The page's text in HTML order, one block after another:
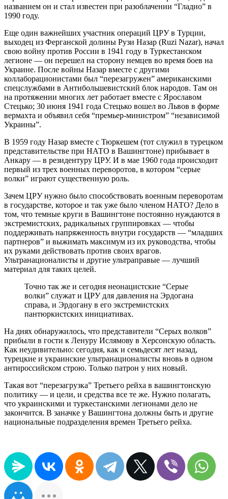
названием он и стал известен при разоблачении “Гладио” в
1990 году.
Еще один важнейших участник операций ЦРУ в Турции,
выходец из Ферганской долины Рузи Назар (Ruzi Nazar), начал
свою войну против России в 1941 году в Туркестанском
легионе — он перешел на сторону немцев во время боев на
Украине. После войны Назар вместе с другими
коллаборационистами был “перезагружен” американскими
спецслужбами в Антибольшевистский блок народов. Там он
на протяжении многих лет работает вместе с Ярославом
Стецько; 30 июня 1941 года Стецько вошел во Львов в форме
вермахта и объявил себя “премьер-министром” “независимой
Украины”.
В 1959 году Назар вместе с Тюркешем (тот служил в турецком
представительстве при НАТО в Вашингтоне) прибывает в
Анкару — в резидентуру ЦРУ. И в мае 1960 года происходит
первый из трех военных переворотов, в котором “серые
волки” играют существенную роль.
Зачем ЦРУ нужно было способствовать военным переворотам
в государстве, которое и так уже было членом НАТО? Дело в
том, что темные круги в Вашингтоне постоянно нуждаются в
экстремистских, радикальных группировках — чтобы
поддерживать напряженность внутри государств — “младших
партнеров” и выжимать максимум из их руководства, чтобы
их руками действовать против своих врагов.
Ультранационалисты и другие ультраправые — лучший
материал для таких целей.
Точно так же и сегодня неонацистские “Серые
волки” служат и ЦРУ для давления на Эрдогана
справа, и Эрдогану в его экстремистских
пантюркистских инициативах.
На днях обнаружилось, что представители “Серых волков”
прибыли в гости к Ленуру Ислямову в Херсонскую область.
Как неудивительно: сегодня, как и семьдесят лет назад,
турецкие и украинские ультранационалисты вновь в одном
антироссийском строю. Только патрон у них новый.
Такая вот “перезагрузка” Третьего рейха в вашингтонскую
политику — и цели, и средства все те же. Нужно полагать,
что украинскими и туркестанскими легионами дело не
закончится. В заначке у Вашингтона должны быть и другие
национальные подразделения времен Третьего рейха.